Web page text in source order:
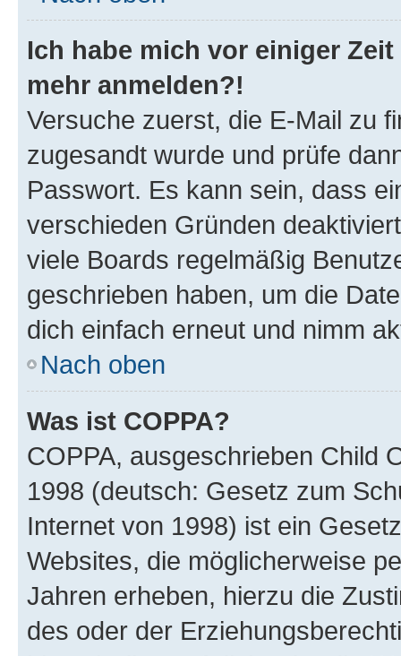
Ich habe mich vor einiger
mehr anmelden?!
Versuche zuerst, die E-Mail zu
zugesandt wurde und prüfe
Passwort. Es kann sein, dass
verschieden Gründen
viele Boards regelmäßig
geschrieben haben, um die
dich einfach erneut und nimm
Nach oben
Was ist COPPA?
COPPA, ausgeschrieben Child
1998 (deutsch: Gesetz zum
Internet von 1998) ist ein
Websites, die möglicherweise
Jahren erheben, hierzu die
des oder der